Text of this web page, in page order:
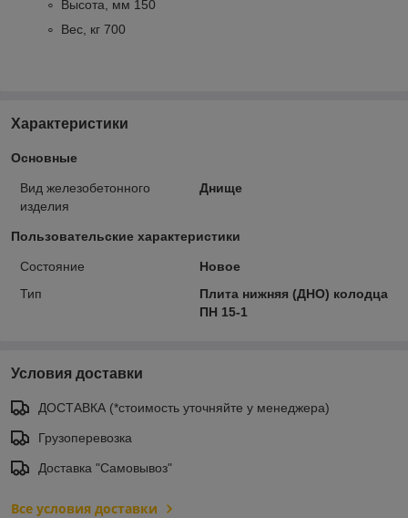
Высота, мм 150
Вес, кг 700
Характеристики
Основные
Вид железобетонного
изделия
Днище
Пользовательские характеристики
Состояние
Новое
Тип
Плита нижняя (ДНО) колодца
ПН 15-1
Условия доставки
ДОСТАВКА (*стоимость уточняйте у менеджера)
Грузоперевозка
Доставка "Самовывоз"
Все условия доставки